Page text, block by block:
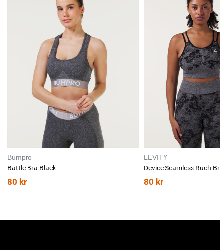
Bumpro
Battle Bra Black
80 kr
LEVITY
Device Seamless Ruch
80 kr